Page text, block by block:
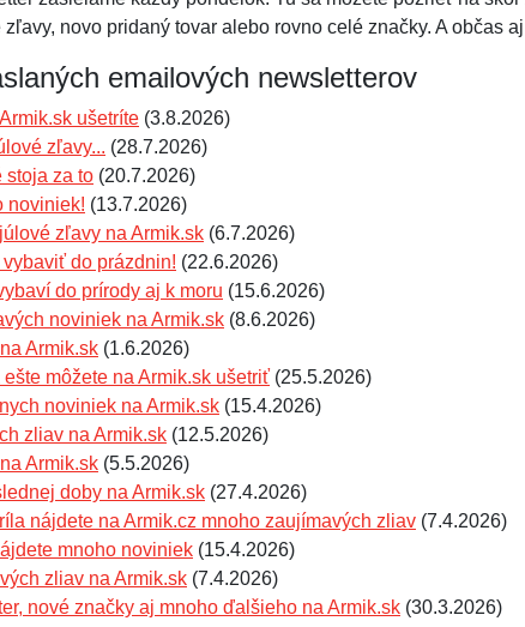
novo pridaný tovar alebo rovno celé značky. A občas
emailových newsletterov
ušetríte (3.8.2026)
zľavy... (28.7.2026)
stoja za to (20.7.2026)
noviniek! (13.7.2026)
zľavy na Armik.sk (6.7.2026)
do prázdnin! (22.6.2026)
do prírody aj k moru (15.6.2026)
noviniek na Armik.sk (8.6.2026)
Armik.sk (1.6.2026)
môžete na Armik.sk ušetriť (25.5.2026)
noviniek na Armik.sk (15.4.2026)
zliav na Armik.sk (12.5.2026)
Armik.sk (5.5.2026)
doby na Armik.sk (27.4.2026)
nájdete na Armik.cz mnoho zaujímavých zliav (7.4.2026)
mnoho noviniek (15.4.2026)
zliav na Armik.sk (7.4.2026)
nové značky aj mnoho ďalšieho na Armik.sk (30.3.2026)